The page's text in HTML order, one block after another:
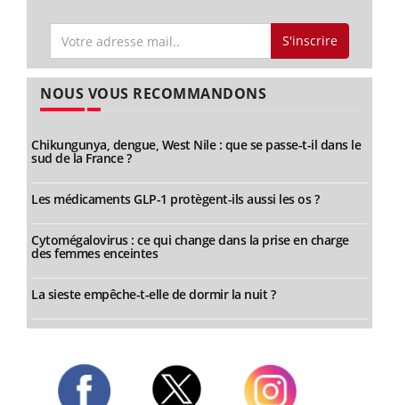
S'inscrire
NOUS VOUS RECOMMANDONS
Chikungunya, dengue, West Nile : que se passe-t-il dans le
sud de la France ?
Les médicaments GLP-1 protègent-ils aussi les os ?
Cytomégalovirus : ce qui change dans la prise en charge
des femmes enceintes
La sieste empêche-t-elle de dormir la nuit ?